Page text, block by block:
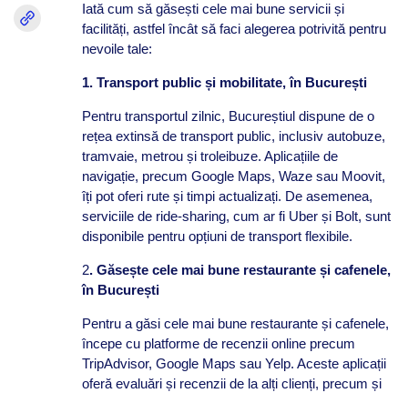
Iată cum să găsești cele mai bune servicii și
facilități, astfel încât să faci alegerea potrivită pentru
nevoile tale:
1. Transport public și mobilitate, în București
Pentru transportul zilnic, Bucureștiul dispune de o
rețea extinsă de transport public, inclusiv autobuze,
tramvaie, metrou și troleibuze. Aplicațiile de
navigație, precum Google Maps, Waze sau Moovit,
îți pot oferi rute și timpi actualizați. De asemenea,
serviciile de ride-sharing, cum ar fi Uber și Bolt, sunt
disponibile pentru opțiuni de transport flexibile.
2. Găsește cele mai bune restaurante și cafenele,
în București
Pentru a găsi cele mai bune restaurante și cafenele,
începe cu platforme de recenzii online precum
TripAdvisor, Google Maps sau Yelp. Aceste aplicații
oferă evaluări și recenzii de la alți clienți, precum și